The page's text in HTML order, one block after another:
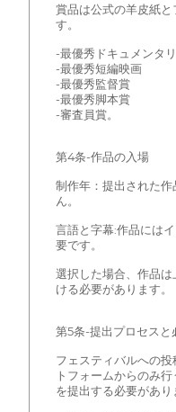
賞品は公式の羊皮紙
す。
-最優秀ドキュメンタ
-最優秀短編映画
-最優秀監督賞
-最優秀脚本賞
-審査員賞。
第4条-作品の入場
制作年：提出された
ん。
言語と字幕:作品には
要です。
選択した場合、作品
ける必要があります。
第5条-提出プロセスと
フェスティバルへの
トフォームからのみ
を提出する必要があり